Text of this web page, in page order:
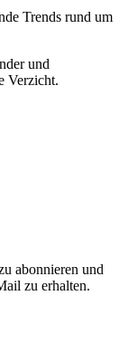
Trends rund um
und
Verzicht.
abonnieren und
zu erhalten.